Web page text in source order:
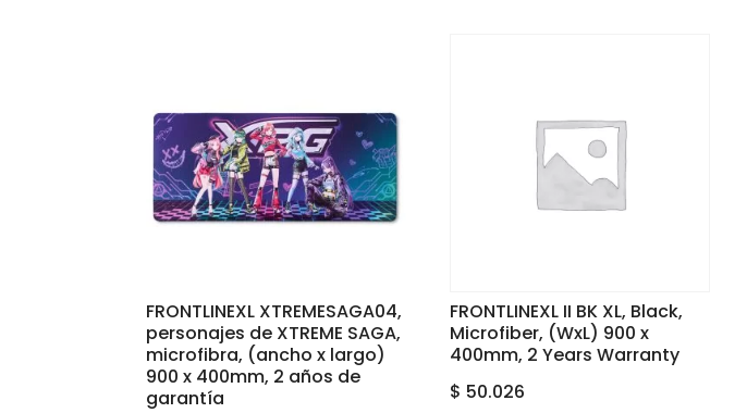
FRONTLINEXL XTREMESAGA04,
personajes de XTREME SAGA,
microfibra, (ancho x largo)
900 x 400mm, 2 años de
garantía
FRONTLINEXL II BK XL, Black,
Microfiber, (WxL) 900 x
400mm, 2 Years Warranty
$ 50.026